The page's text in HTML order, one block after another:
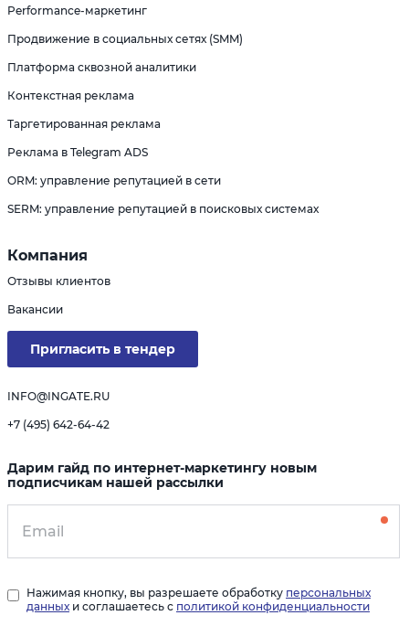
Performance-маркетинг
Продвижение в социальных сетях (SMM)
Платформа сквозной аналитики
Контекстная реклама
Таргетированная реклама
Реклама в Telegram ADS
ORM: управление репутацией в сети
SERM: управление репутацией в поисковых системах
Компания
Отзывы клиентов
Вакансии
Пригласить в тендер
INFO@INGATE.RU
+7 (495) 642-64-42
Дарим гайд по интернет-маркетингу новым
подписчикам нашей рассылки
Нажимая кнопку, вы разрешаете обработку персональных
данных и соглашаетесь с политикой конфиденциальности